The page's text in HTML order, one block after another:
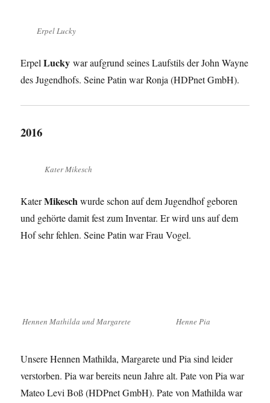
Erpel Lucky
ErpelLuckywar aufgrund seines Laufstils der John Wayne
des Jugendhofs. Seine Patin war Ronja (HDPnet GmbH).
2016
Kater Mikesch
KaterMikeschwurde schon auf dem Jugendhof geboren
und gehörte damit fest zum Inventar. Er wird uns auf dem
Hof sehr fehlen. Seine Patin war Frau Vogel.
Hennen Mathilda und Margarete Henne Pia
Unsere Hennen Mathilda, Margarete und Pia sind leider
verstorben. Pia war bereits neun Jahre alt. Pate von Pia war
Mateo Levi Boß (HDPnet GmbH). Pate von Mathilda war